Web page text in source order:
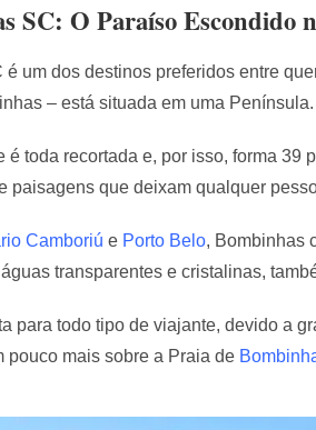
SC: O Paraíso Escondido
um dos destinos preferidos entre
– está situada em uma Península.
é toda recortada e, por isso, forma
paisagens que deixam qualquer
Camboriú e Porto Belo, Bombinhas
transparentes e cristalinas,
para todo tipo de viajante, devido a
pouco mais sobre a Praia de